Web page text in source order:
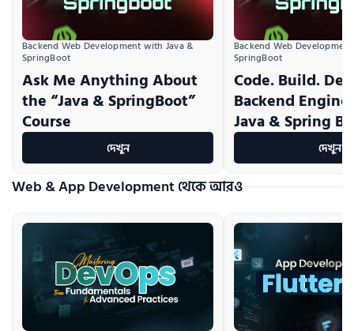
Backend Web Development with Java &
SpringBoot
Ask Me Anything About
the “Java & SpringBoot”
Course
দেখুন
Backend Web
SpringBoot
Code. Build.
Backend
Java & Spring
দেখুন
Web & App Development থেকে আরও